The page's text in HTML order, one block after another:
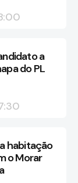
a
do PL
habitação
o Morar